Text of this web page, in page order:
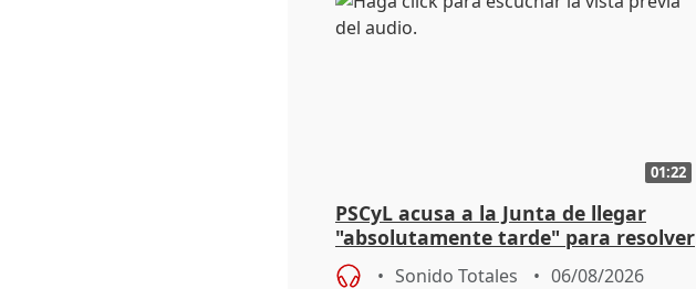
01:22
PSCyL acusa a la Junta de llegar
"absolutamente tarde" para resolver
problemas como Newcastle
Sonido Totales 06/08/2026